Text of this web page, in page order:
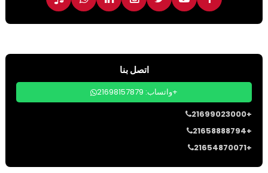
اتصل بنا
واتساب: 21698157879+
21699023000+
21658888794+
21654870071+